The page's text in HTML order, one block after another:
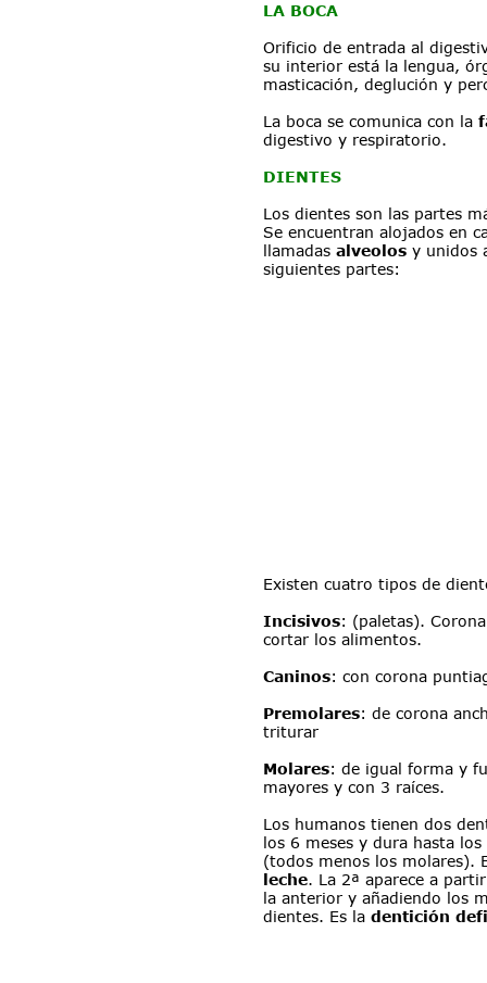
LA BOCA
Orificio de entrada al
su interior está la lengua,
masticación, deglución y
La boca se comunica con la
digestivo y respiratorio.
DIENTES
Los dientes son las partes
Se encuentran alojados en
llamadas alveolos y unidos
siguientes partes:
Existen cuatro tipos de
Incisivos: (paletas).
cortar los alimentos.
Caninos: con corona
Premolares: de corona
triturar
Molares: de igual forma y
mayores y con 3 raíces.
Los humanos tienen dos
los 6 meses y dura hasta
(todos menos los molares).
leche. La 2ª aparece a
la anterior y añadiendo los
dientes. Es la dentición